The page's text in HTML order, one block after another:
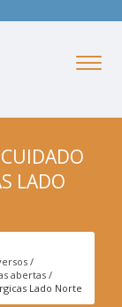
LADO
abertas
Lado Norte